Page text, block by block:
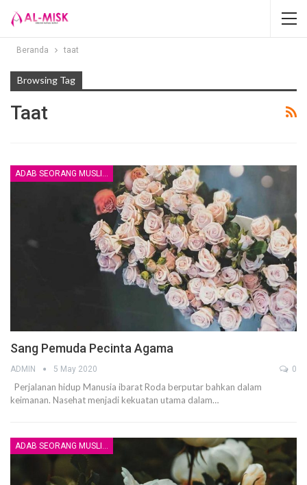
Beranda taat
Browsing Tag
Taat
Sang Pemuda Pecinta Agama
ADMIN 5 May 2020 0
Perjalanan hidup Manusia ibarat Roda berputar bahkan dalam
keimanan. Nasehat menjadi kekuatan utama dalam…
ADAB SEORANG MUSLIM